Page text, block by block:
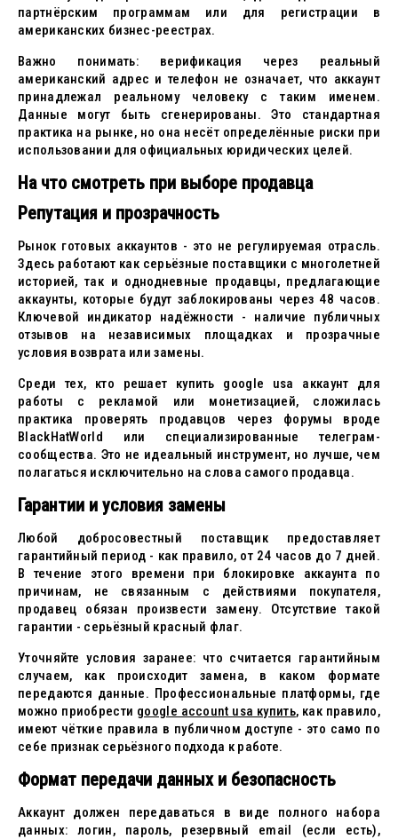
партнёрским программам или для регистрации в
американских бизнес-реестрах.
Важно понимать: верификация через реальный
американский адрес и телефон не означает, что аккаунт
принадлежал реальному человеку с таким именем.
Данные могут быть сгенерированы. Это стандартная
практика на рынке, но она несёт определённые риски при
использовании для официальных юридических целей.
На что смотреть при выборе продавца
Репутация и прозрачность
Рынок готовых аккаунтов - это не регулируемая отрасль.
Здесь работают как серьёзные поставщики с многолетней
историей, так и однодневные продавцы, предлагающие
аккаунты, которые будут заблокированы через 48 часов.
Ключевой индикатор надёжности - наличие публичных
отзывов на независимых площадках и прозрачные
условия возврата или замены.
Среди тех, кто решает купить google usa аккаунт для
работы с рекламой или монетизацией, сложилась
практика проверять продавцов через форумы вроде
BlackHatWorld или специализированные телеграм-
сообщества. Это не идеальный инструмент, но лучше, чем
полагаться исключительно на слова самого продавца.
Гарантии и условия замены
Любой добросовестный поставщик предоставляет
гарантийный период - как правило, от 24 часов до 7 дней.
В течение этого времени при блокировке аккаунта по
причинам, не связанным с действиями покупателя,
продавец обязан произвести замену. Отсутствие такой
гарантии - серьёзный красный флаг.
Уточняйте условия заранее: что считается гарантийным
случаем, как происходит замена, в каком формате
передаются данные. Профессиональные платформы, где
можно приобрести google account usa купить, как правило,
имеют чёткие правила в публичном доступе - это само по
себе признак серьёзного подхода к работе.
Формат передачи данных и безопасность
Аккаунт должен передаваться в виде полного набора
данных: логин, пароль, резервный email (если есть),